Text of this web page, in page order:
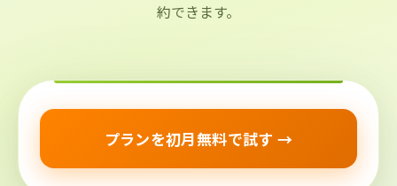
約できます。
プランを初月無料で試す →